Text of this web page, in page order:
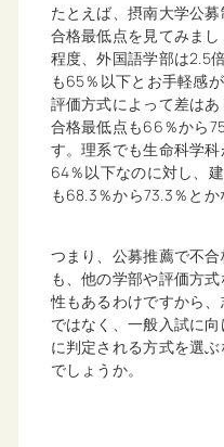
たとえば、摂南大学公
合格最低点を見てみま
程度、外国語学部は2.5
も65％以下とお手軽感
評価方式によって差はあ
合格最低点も66％から
す。理系でも生命科学
64％以下なのに対し、
も68.3％から73.3％とか
つまり、公募推薦で不
も、他の学部や評価方
性もあるわけですから
ではなく、一般入試に
に判定される方式を選
でしょうか。